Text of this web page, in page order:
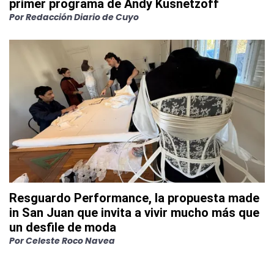
primer programa de Andy Kusnetzoff
PorRedacción Diario de Cuyo
Resguardo Performance, la propuesta made
in San Juan que invita a vivir mucho más que
un desfile de moda
PorCeleste Roco Navea